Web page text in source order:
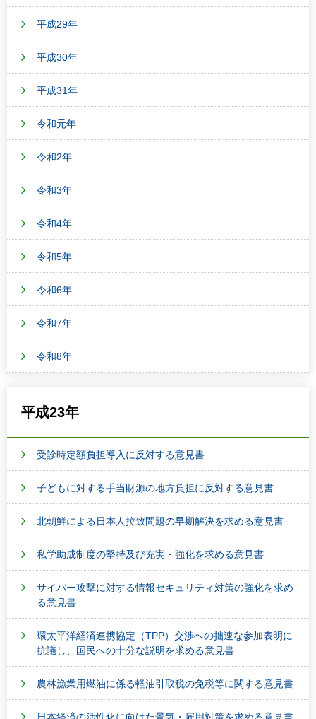
平成29年
平成30年
平成31年
令和元年
令和2年
令和3年
令和4年
令和5年
令和6年
令和7年
令和8年
平成23年
受診時定額負担導入に反対する意見書
子どもに対する手当財源の地方負担に反対する意見書
北朝鮮による日本人拉致問題の早期解決を求める意見書
私学助成制度の堅持及び充実・強化を求める意見書
サイバー攻撃に対する情報セキュリティ対策の強化を求め
る意見書
環太平洋経済連携協定（TPP）交渉への拙速な参加表明に
抗議し、国民への十分な説明を求める意見書
農林漁業用燃油に係る軽油引取税の免税等に関する意見書